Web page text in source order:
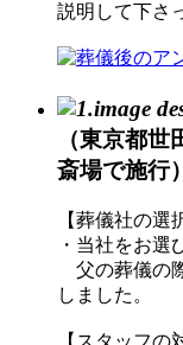
説明して下さ
（東京都
斎場で施行）
【葬儀社の選
・当社をお選
父の葬儀の
しました。
【スタッフの